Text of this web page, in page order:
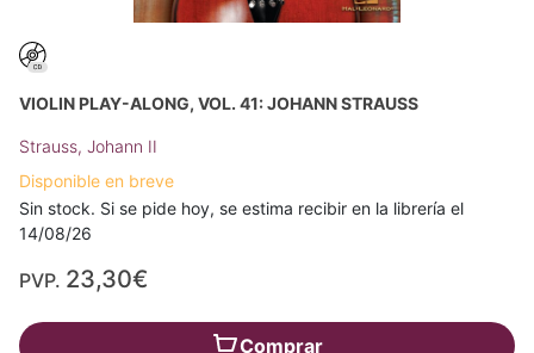
VIOLIN PLAY-ALONG, VOL. 41: JOHANN STRAUSS
Strauss, Johann II
Disponible en breve
Sin stock. Si se pide hoy, se estima recibir en la librería el
14/08/26
PVP. 23,30€
Comprar